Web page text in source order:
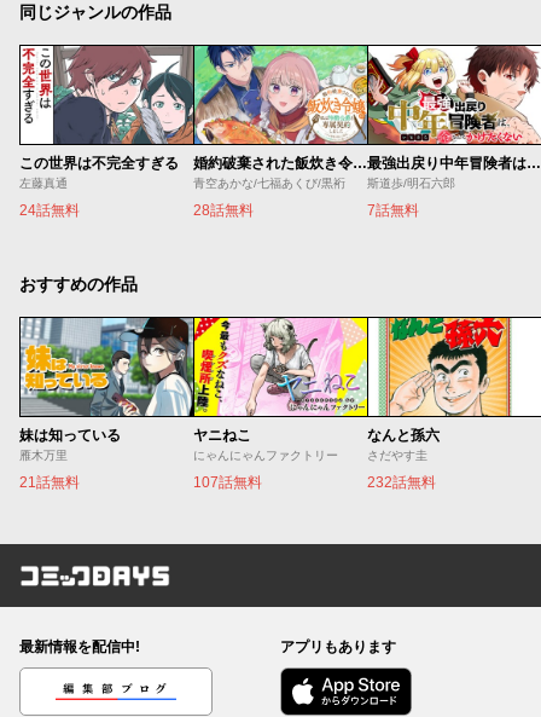
同じジャンルの作品
この世界は不完全すぎる
左藤真通
24話無料
婚約破棄された飯炊き令嬢の私は冷酷公爵と専属契約しました～ですが胃袋を掴んだ結果、冷たかった公爵様がどんどん優しくなっています～
青空あかな/七福あくび/黒裄
28話無料
最強出戻り中年冒険者は、今さら命なんてかけたくない
斯道歩/明石六郎
7話無料
おすすめの作品
妹は知っている
雁木万里
21話無料
ヤニねこ
にゃんにゃんファクトリー
107話無料
なんと孫六
さだやす圭
232話無料
コミックDAYS
最新情報を配信中!
編集部ブログ
アプリもあります